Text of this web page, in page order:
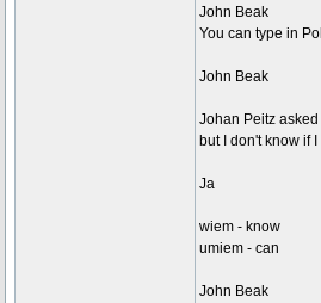
John Beak
You can type in
John Beak
Johan Peitz
but I don't know if
Ja
wiem - know
umiem - can
John Beak